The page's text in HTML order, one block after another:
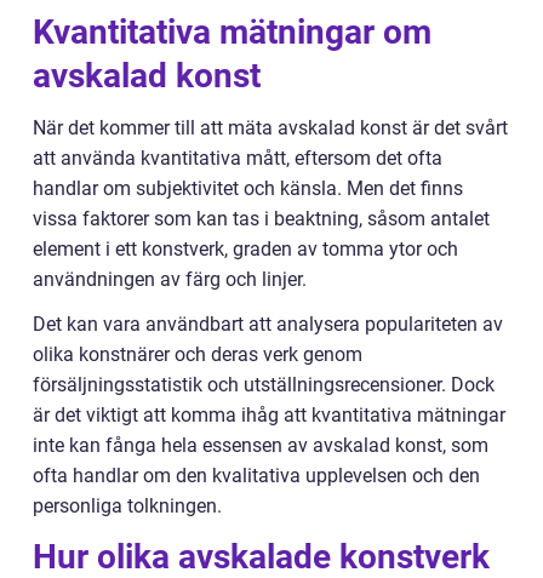
Kvantitativa mätningar om
avskalad konst
När det kommer till att mäta avskalad konst är det svårt
att använda kvantitativa mått, eftersom det ofta
handlar om subjektivitet och känsla. Men det finns
vissa faktorer som kan tas i beaktning, såsom antalet
element i ett konstverk, graden av tomma ytor och
användningen av färg och linjer.
Det kan vara användbart att analysera populariteten av
olika konstnärer och deras verk genom
försäljningsstatistik och utställningsrecensioner. Dock
är det viktigt att komma ihåg att kvantitativa mätningar
inte kan fånga hela essensen av avskalad konst, som
ofta handlar om den kvalitativa upplevelsen och den
personliga tolkningen.
Hur olika avskalade konstverk